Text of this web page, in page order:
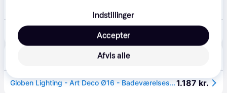
1-2 dage
1.099 kr.
Globen Lighting - Art Deco Ø16 - Badeværelseslampe.1.187 kr.
Indstillinger
Afvis alle
Accepter